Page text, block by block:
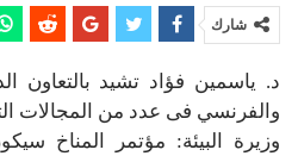
شارك
د. ياسمين فؤاد تشيد بالتعاون
والفرنسي فى عدد من المجالات
وزيرة البيئة: مؤتمر المناخ